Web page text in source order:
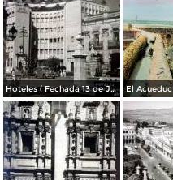
Hoteles ( Fechada 13 de Junio de 1957 ).